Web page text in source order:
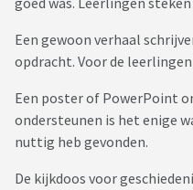
Nu was het laatst ook in
prestatiedruk en
depressies,
Ik overweeg zelfs mijn
zeggen want tsja huiswerk!
Een gewoon verhaal
opdracht. Voor de
Een poster of PowerPoint
ondersteunen is het enige
nuttig heb gevonden.
De kijkdoos voor